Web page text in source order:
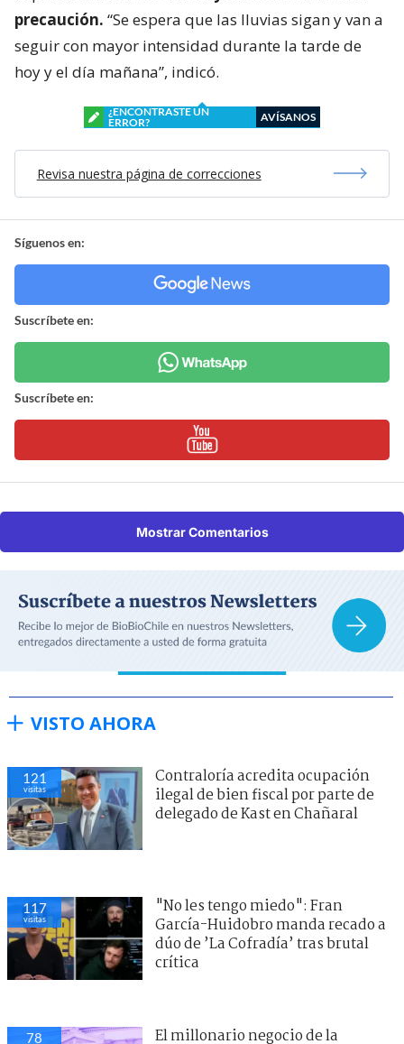
precaución. “Se espera que las lluvias sigan y van a
seguir con mayor intensidad durante la tarde de
hoy y el día mañana”, indicó.
¿ENCONTRASTE UN
ERROR?
AVÍSANOS
Revisa nuestra página de correcciones
Síguenos en:
Suscríbete en:
Suscríbete en:
Mostrar Comentarios
VISTO AHORA
121
visitas
Contraloría acredita ocupación
ilegal de bien fiscal por parte de
delegado de Kast en Chañaral
117
visitas
"No les tengo miedo": Fran
García-Huidobro manda recado a
dúo de ’La Cofradía’ tras brutal
crítica
78
El millonario negocio de la